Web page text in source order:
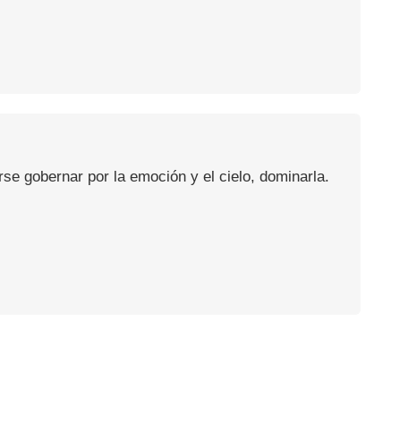
gobernar por la emoción y el cielo, dominarla.